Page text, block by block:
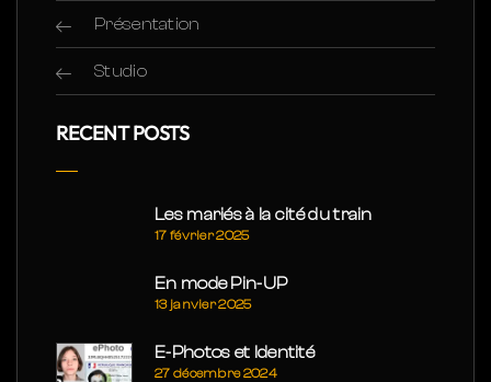
Présentation
Studio
RECENT POSTS
Les mariés à la cité du train
17 février 2025
En mode Pin-UP
13 janvier 2025
E-Photos et Identité
27 décembre 2024